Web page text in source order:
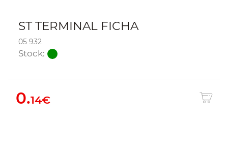
ST TERMINAL FICHA
05 932
Stock:
0.14€